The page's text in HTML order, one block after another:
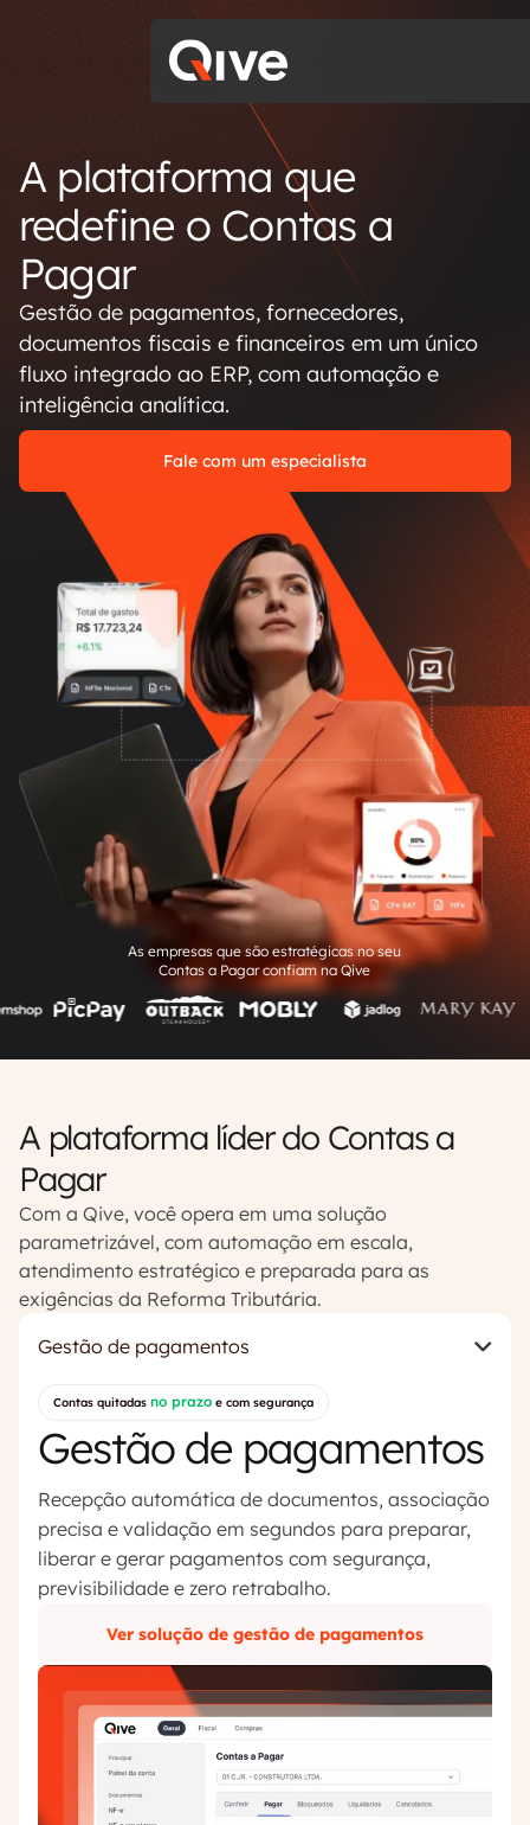
A plataforma que
redefine o Contas a
Pagar
Gestão de pagamentos, fornecedores,
documentos fiscais e financeiros em um único
fluxo integrado ao ERP, com automação e
inteligência analítica.
Fale com um especialista
As empresas que são estratégicas no seu
Contas a Pagar confiam na Qive
A plataforma líder do Contas a
Pagar
Com a Qive, você opera em uma solução
parametrizável, com automação em escala,
atendimento estratégico e preparada para as
exigências da Reforma Tributária.
Gestão de pagamentos
Contas quitadas no prazo e com segurança
Gestão de pagamentos
Recepção automática de documentos, associação
precisa e validação em segundos para preparar,
liberar e gerar pagamentos com segurança,
previsibilidade e zero retrabalho.
Ver solução de gestão de pagamentos